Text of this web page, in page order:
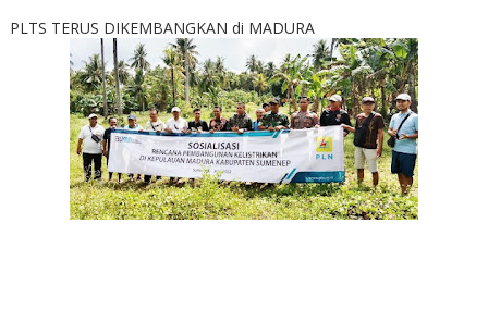
PLTS TERUS DIKEMBANGKAN di MADURA